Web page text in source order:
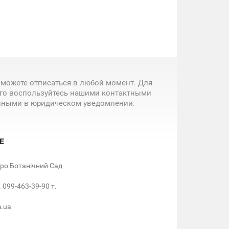
отписаться в любой момент. Для
воспользуйтесь нашими контактными
в юридическом уведомлении.
Ботанічний Сад
463-39-90 т.